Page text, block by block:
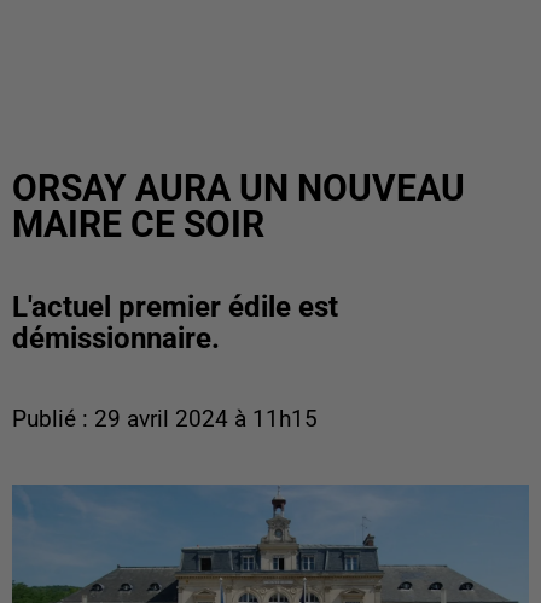
ORSAY AURA UN NOUVEAU
MAIRE CE SOIR
L'actuel premier édile est
démissionnaire.
Publié : 29 avril 2024 à 11h15